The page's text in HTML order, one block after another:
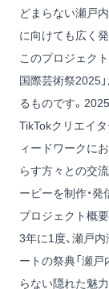
どまらない瀬戸
に向けても広く発
このプロジェクト
国際芸術祭2025
るものです。2025
TikTokクリエイ
ィードワークに
らす方々との交
ービーを制作・発
プロジェクト概要
3年に1度、瀬戸
ートの祭典「瀬
らない隠れた魅